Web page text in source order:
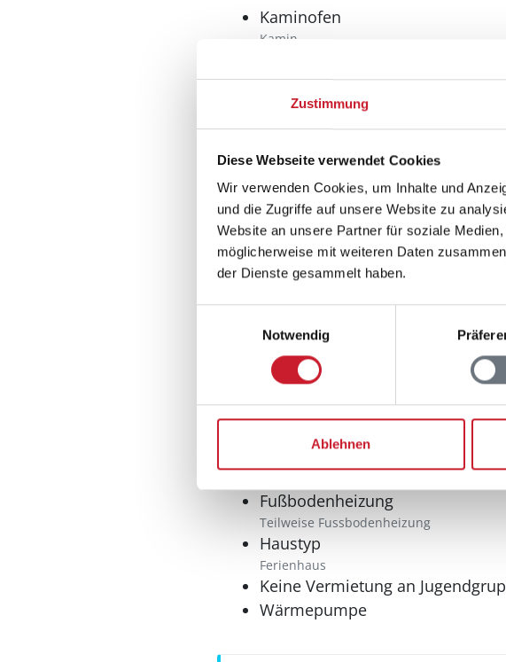
Zustimmung
Diese Webseite verwendet Cookies
Wir verwenden Cookies, um Inhalte und
und die Zugriffe auf unsere Website zu
Website an unsere Partner für soziale
möglicherweise mit weiteren Daten
der Dienste gesammelt haben.
Notwendig
Ablehnen
Kaminofen
Kamin
Küche
Dunstabzug
Geschirrspüler
Herd
Elektroherd mit Backofen
Kaffeemaschine
Kühlschrank
Tiefkühler: 50 l
Multimedia
Internet
WLAN
Sonstiges
Anglerfreundlich
Fußbodenheizung
Teilweise Fussbodenheizung
Haustyp
Ferienhaus
Keine Vermietung an
Wärmepumpe